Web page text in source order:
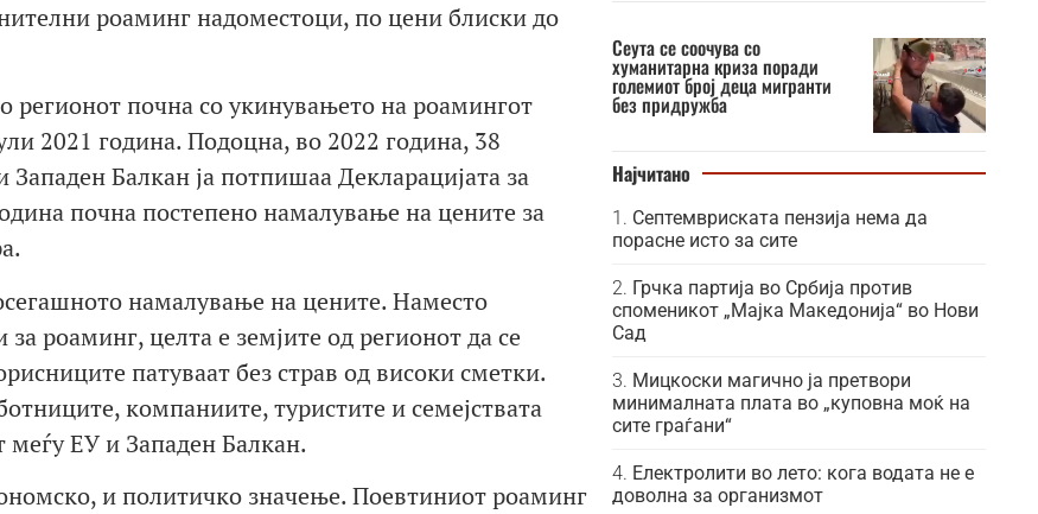
роаминг надоместоци, по цени блиски до
почна со укинувањето на роамингот
2021 година. Подоцна, во 2022 година, 38
Балкан ја потпишаа Декларацијата за
почна постепено намалување на цените за
намалување на цените. Наместо
роаминг, целта е земјите од регионот да се
патуваат без страв од високи сметки.
компаниите, туристите и семејствата
ЕУ и Западен Балкан.
и политичко значење. Поевтиниот роаминг
Сеута се соочува со
хуманитарна криза поради
големиот број деца мигранти
без придружба
Најчитано
Септемвриската пензија нема да
порасне исто за сите
Грчка партија во Србија против
споменикот „Мајка Македонија“ во Нови
Сад
Мицкоски магично ја претвори
минималната плата во „куповна моќ на
сите граѓани“
Електролити во лето: кога водата не е
доволна за организмот